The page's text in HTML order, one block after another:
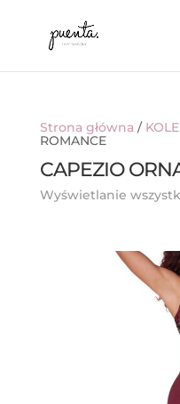
Strona główna /
ROMANCE
CAPEZIO
Wyświetlanie